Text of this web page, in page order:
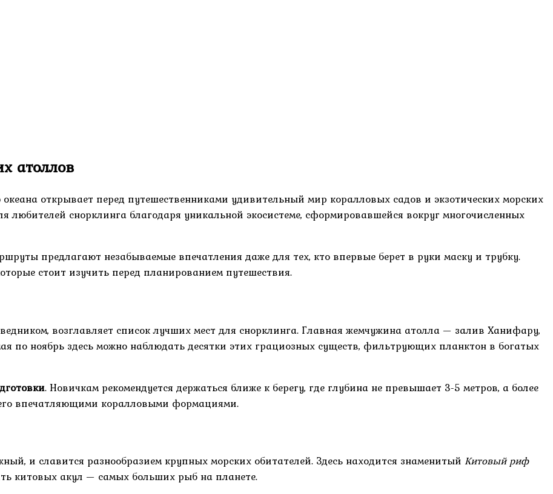
атоллов
открывает перед путешественниками удивительный мир коралловых садов и экзотических морских
снорклинга благодаря уникальной экосистеме, сформировавшейся вокруг многочисленных
предлагают незабываемые впечатления даже для тех, кто впервые берет в руки маску и трубку.
стоит изучить перед планированием путешествия.
возглавляет список лучших мест для снорклинга. Главная жемчужина атолла — залив Ханифару,
по ноябрь здесь можно наблюдать десятки этих грациозных существ, фильтрующих планктон в богатых
. Новичкам рекомендуется держаться ближе к берегу, где глубина не превышает 3-5 метров, а более
впечатляющими коралловыми формациями.
и славится разнообразием крупных морских обитателей. Здесь находится знаменитый Китовый риф
китовых акул — самых больших рыб на планете.